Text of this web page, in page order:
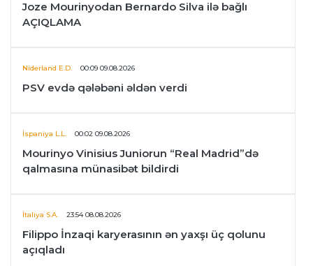
Joze Mourinyodan Bernardo Silva ilə bağlı
AÇIQLAMA
Niderland E.D. 00:09 09.08.2026
PSV evdə qələbəni əldən verdi
İspaniya L.L. 00:02 09.08.2026
Mourinyo Vinisius Juniorun “Real Madrid”də
qalmasına münasibət bildirdi
İtaliya S.A. 23:54 08.08.2026
Filippo İnzaqi karyerasının ən yaxşı üç qolunu
açıqladı